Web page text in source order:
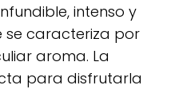
intenso y
se caracteriza por
aroma. La
para disfrutarla